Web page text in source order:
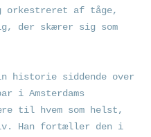
orkestreret af tåge,
der skærer sig som
historie siddende over
i Amsterdams
til hvem som helst,
Han fortæller den i